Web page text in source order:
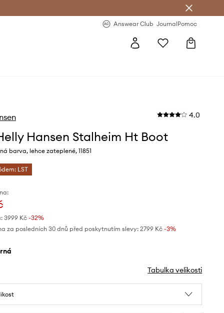
Answear Club JournalPomoc
4.0
Hansen Stalheim Ht Boot
barva, lehce zateplené, 11851
LST
3999 Kč-32%
za posledních 30 dnů před poskytnutím slevy: 2799 Kč -3%
Tabulka velikosti